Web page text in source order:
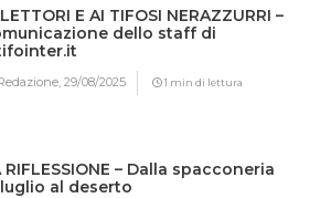
E AI TIFOSI NERAZZURRI –
dello staff di
29/08/2025 1 min di lettura
RIFLESSIONE – Dalla spacconeria
al deserto